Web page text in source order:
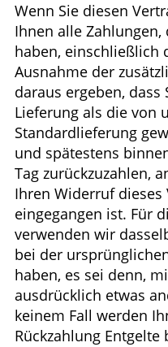
Wenn Sie diesen
Ihnen alle
haben, einschließlich
Ausnahme der
daraus ergeben,
Lieferung als die von
Standardlieferung
und spätestens
Tag zurückzuzahlen,
Ihren Widerruf dieses
eingegangen ist. Für
verwenden wir
bei der
haben, es sei denn,
ausdrücklich etwas
keinem Fall werden
Rückzahlung Entgelte